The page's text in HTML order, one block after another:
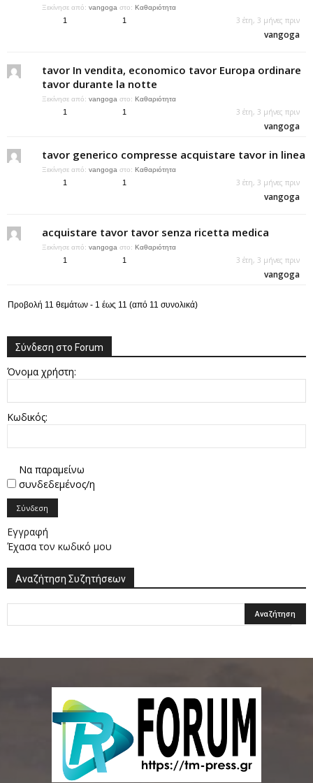
Ξεκίνησε από: vangoga στο: Καθαριότητα
1 1 3 έτη, 3 μήνες πριν
vangoga
tavor In vendita, economico tavor Europa ordinare
tavor durante la notte
Ξεκίνησε από: vangoga στο: Καθαριότητα
1 1 3 έτη, 3 μήνες πριν
vangoga
tavor generico compresse acquistare tavor in linea
Ξεκίνησε από: vangoga στο: Καθαριότητα
1 1 3 έτη, 3 μήνες πριν
vangoga
acquistare tavor tavor senza ricetta medica
Ξεκίνησε από: vangoga στο: Καθαριότητα
1 1 3 έτη, 3 μήνες πριν
vangoga
Προβολή 11 θεμάτων - 1 έως 11 (από 11 συνολικά)
Σύνδεση στο Forum
Όνομα χρήστη:
Κωδικός:
Να παραμείνω
συνδεδεμένος/η
Σύνδεση
Εγγραφή
Έχασα τον κωδικό μου
Αναζήτηση Συζητήσεων